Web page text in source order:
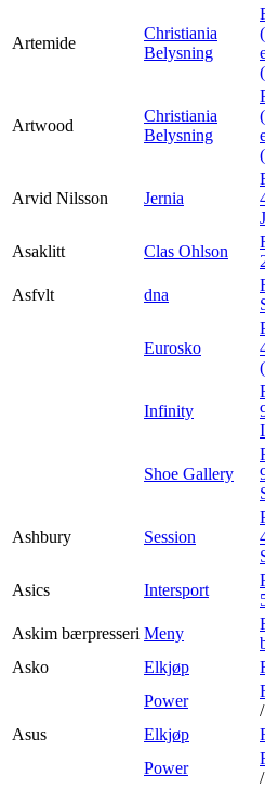
Artemide
Christiania
Belysning
Artwood
Christiania
Belysning
Arvid Nilsson Jernia
Asaklitt
Clas Ohlson
Asfvlt
dna
Eurosko
Infinity
Shoe Gallery
Ashbury Session
Asics
Intersport
Askim bærpresseri Meny
Asko
Elkjøp
Power
/
Asus
Elkjøp
Power
/